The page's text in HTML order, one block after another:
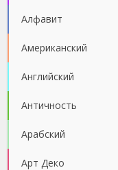
Алфавит
Американский
Английский
Античность
Арабский
Арт Деко